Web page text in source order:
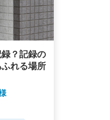
録？記録の
れる場所